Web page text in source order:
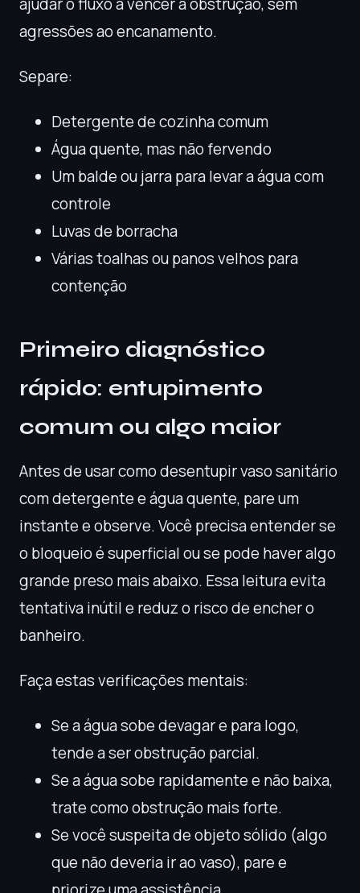
agressões ao encanamento.
Separe:
Detergente de cozinha comum
Água quente, mas não fervendo
Um balde ou jarra para levar a água com
controle
Luvas de borracha
Várias toalhas ou panos velhos para
contenção
Primeiro diagnóstico
rápido: entupimento
comum ou algo maior
Antes de usar como desentupir vaso sanitário
com detergente e água quente, pare um
instante e observe. Você precisa entender se
o bloqueio é superficial ou se pode haver algo
grande preso mais abaixo. Essa leitura evita
tentativa inútil e reduz o risco de encher o
banheiro.
Faça estas verificações mentais:
Se a água sobe devagar e para logo,
tende a ser obstrução parcial.
Se a água sobe rapidamente e não baixa,
trate como obstrução mais forte.
Se você suspeita de objeto sólido (algo
que não deveria ir ao vaso), pare e